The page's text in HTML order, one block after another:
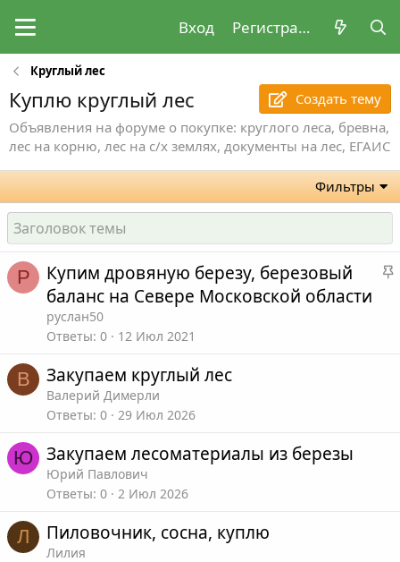
Вход Регистрация
Круглый лес
Куплю круглый лес
Создать тему
Объявления на форуме о покупке: круглого леса, бревна,
лес на корню, лес на с/х землях, документы на лес, ЕГАИС
Фильтры
Р
З
Купим дровяную березу, березовый
баланс на Севере Московской области
руслан50
Ответы 0 12 Июл 2021
В Закупаем круглый лес
Валерий Димерли
Ответы 0 29 Июл 2026
Ю Закупаем лесоматериалы из березы
Юрий Павлович
Ответы 0 2 Июл 2026
Л Пиловочник, сосна, куплю
Лилия